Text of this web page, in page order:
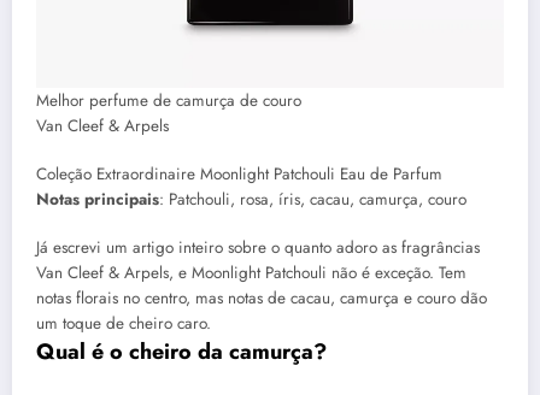
Melhor perfume de camurça de couro
Van Cleef & Arpels
Coleção Extraordinaire Moonlight Patchouli Eau de Parfum
Notas principais: Patchouli, rosa, íris, cacau, camurça, couro
Já escrevi um artigo inteiro sobre o quanto adoro as fragrâncias
Van Cleef & Arpels, e Moonlight Patchouli não é exceção. Tem
notas florais no centro, mas notas de cacau, camurça e couro dão
um toque de cheiro caro.
Qual é o cheiro da camurça?